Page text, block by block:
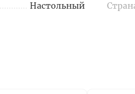
Настольный